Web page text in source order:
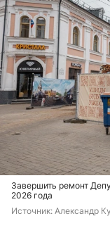
Завершить ремонт
2026 года
Источник: Александр